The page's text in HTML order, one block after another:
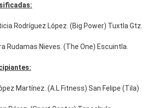
Rodríguez López. (Big Power) Tuxtla Gtz.
Rudamas Nieves. (The One) Escuintla.
Martínez. (A.L Fitness) San Felipe (Tila)